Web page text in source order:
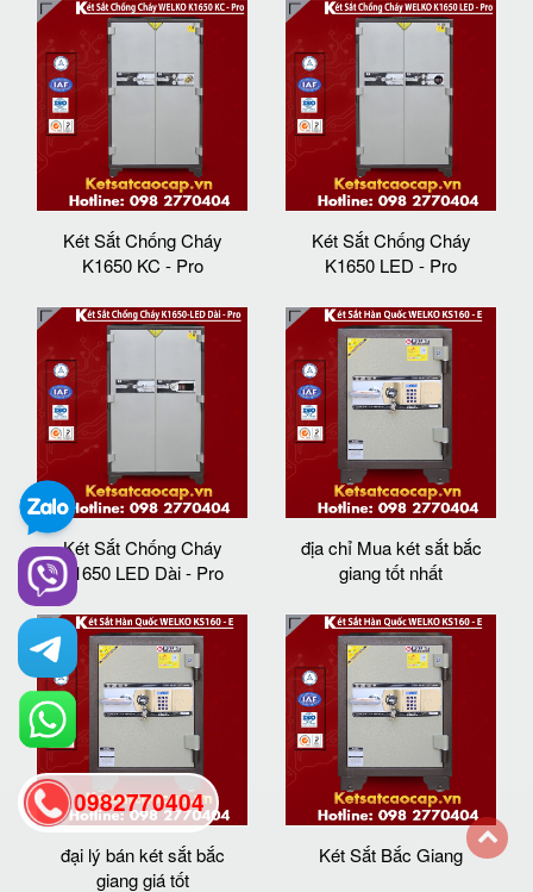
Két Sắt Chống Cháy
K1650 KC - Pro
Két Sắt Chống Cháy
K1650 LED - Pro
Két Sắt Chống Cháy
K1650 LED Dài - Pro
địa chỉ Mua két sắt bắc
giang tốt nhất
đại lý bán két sắt bắc
giang giá tốt
Két Sắt Bắc Giang
0982770404